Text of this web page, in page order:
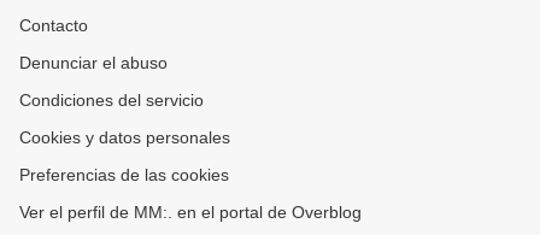
Contacto
Denunciar el abuso
Condiciones del servicio
Cookies y datos personales
Preferencias de las cookies
Ver el perfil de MM:. en el portal de Overblog